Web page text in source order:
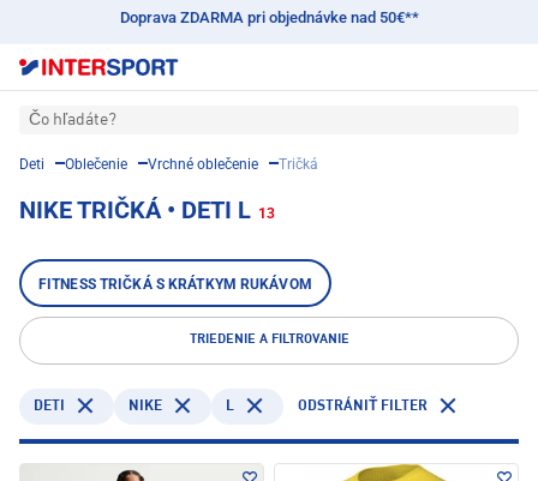
Doprava ZDARMA pri objednávke nad 50€**
Čo hľadáte?
Deti Oblečenie Vrchné oblečenie Tričká
NIKE TRIČKÁ • DETI L 13
FITNESS TRIČKÁ S KRÁTKYM RUKÁVOM
TRIEDENIE A FILTROVANIE
DETI NIKE L ODSTRÁNIŤ FILTER